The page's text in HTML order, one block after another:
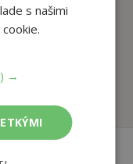
s našimi
→